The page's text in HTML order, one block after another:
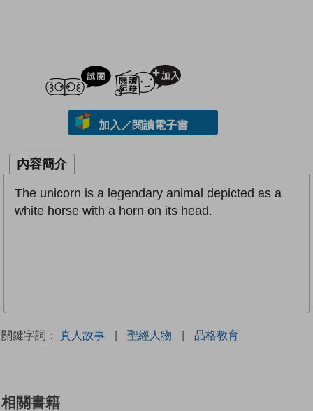
試閲
加入／閱讀電子書
內容簡介
The unicorn is a legendary animal depicted as a
white horse with a horn on its head.
關鍵字詞： 真人故事 | 聖經人物 | 品格教育
相關書籍